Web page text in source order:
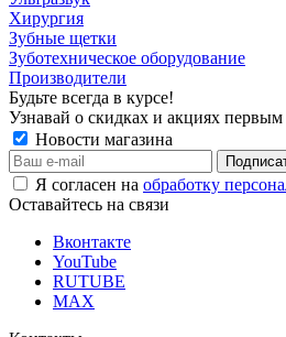
Хирургия
Зубные щетки
Зуботехническое оборудование
Производители
Будьте всегда в курсе!
Узнавай о скидках и акциях первым
Новости магазина
Я согласен на обработку
Оставайтесь на связи
Вконтакте
YouTube
RUTUBE
MAX